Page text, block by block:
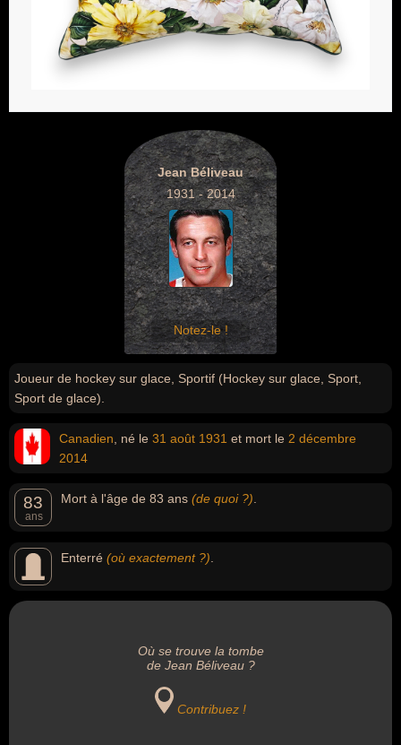
Jean Béliveau
1931 - 2014
Notez-le !
Joueur de hockey sur glace, Sportif (Hockey sur glace, Sport,
Sport de glace).
Canadien , né le 31 août 1931 et mort le 2 décembre
2014
83
ans
Mort à l'âge de 83 ans (de quoi ?)
Enterré (où exactement ?)
Où se trouve la tombe
de Jean Béliveau ?
Contribuez !